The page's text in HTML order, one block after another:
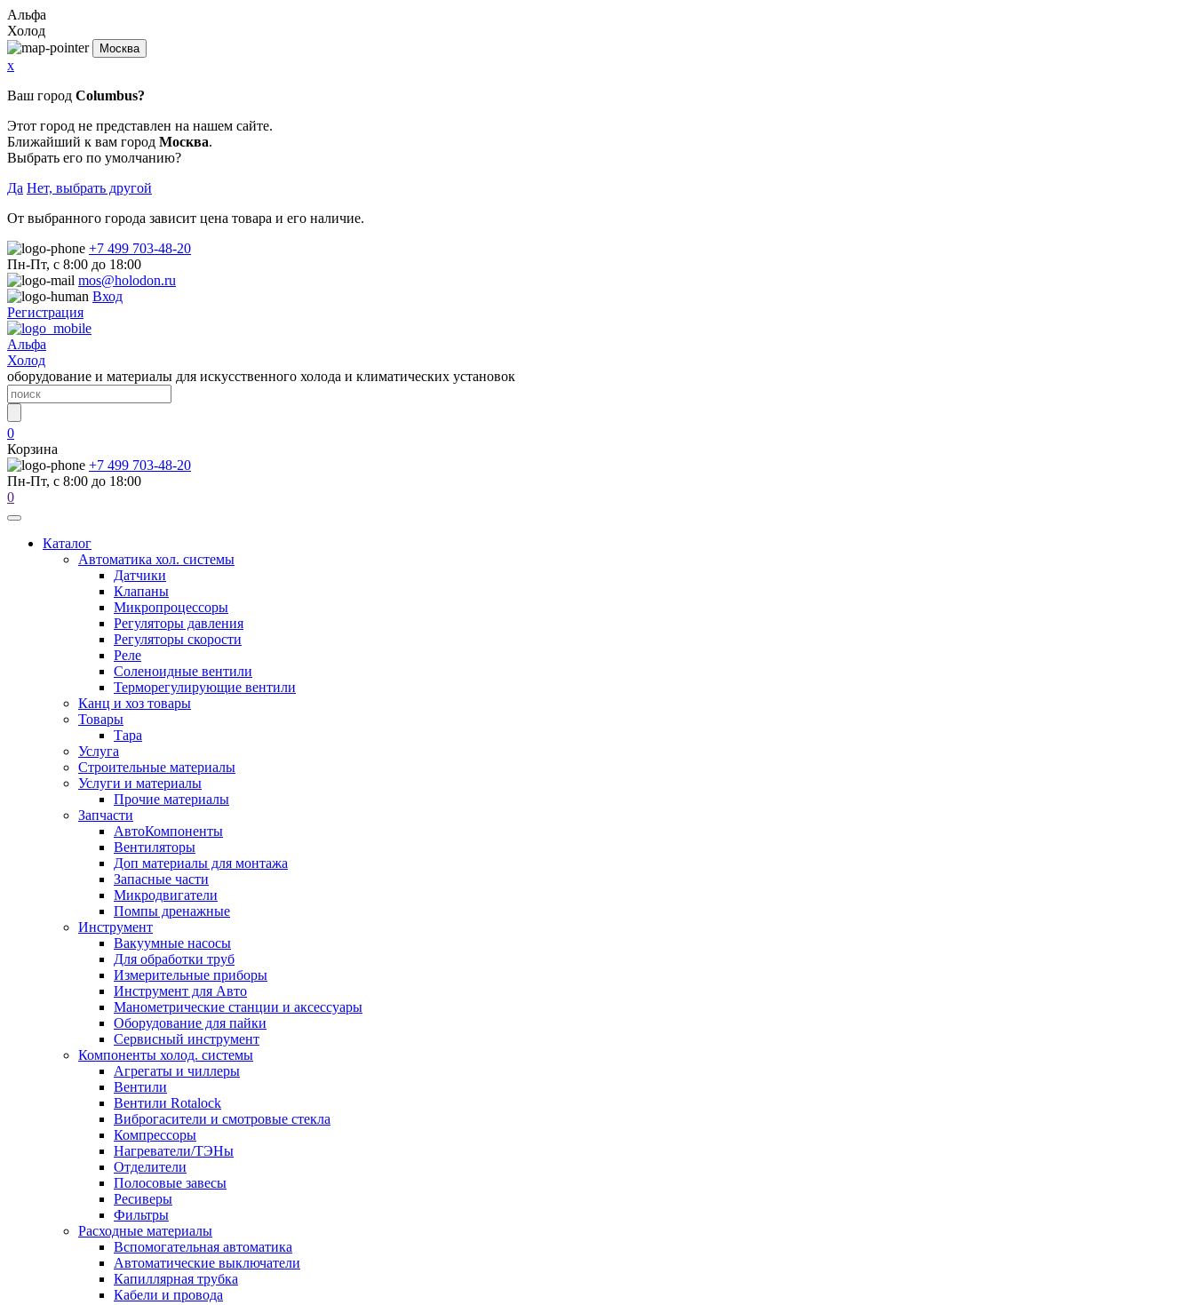
Альфа
Холод
Москва
x
Ваш город Columbus?
Этот город не представлен на нашем сайте.
Ближайший к вам город Москва.
Выбрать его по умолчанию?
Да Нет, выбрать другой
От выбранного города зависит цена товара и его наличие.
+7 499 703-48-20
Пн-Пт, с 8:00 до 18:00
mos@holodon.ru
Вход
Регистрация
Альфа
Холод
оборудование и материалы для искусственного холода и климатических установок
0
Корзина
+7 499 703-48-20
Пн-Пт, с 8:00 до 18:00
0
Каталог
Автоматика хол. системы
Датчики
Клапаны
Микропроцессоры
Регуляторы давления
Регуляторы скорости
Реле
Соленоидные вентили
Терморегулирующие вентили
Канц и хоз товары
Товары
Тара
Услуга
Строительные материалы
Услуги и материалы
Прочие материалы
Запчасти
АвтоКомпоненты
Вентиляторы
Доп материалы для монтажа
Запасные части
Микродвигатели
Помпы дренажные
Инструмент
Вакуумные насосы
Для обработки труб
Измерительные приборы
Инструмент для Авто
Манометрические станции и аксессуары
Оборудование для пайки
Сервисный инструмент
Компоненты холод. системы
Агрегаты и чиллеры
Вентили
Вентили Rotalock
Виброгасители и смотровые стекла
Компрессоры
Нагреватели/ТЭНы
Отделители
Полосовые завесы
Ресиверы
Фильтры
Расходные материалы
Вспомогательная автоматика
Автоматические выключатели
Капиллярная трубка
Кабели и провода